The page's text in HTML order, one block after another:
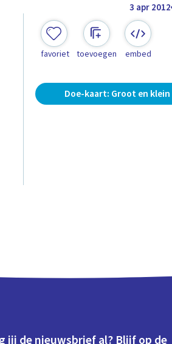
3 apr 2012
favoriet toevoegen embed
Doe-kaart: Groot en klein
jij de nieuwsbrief al? Blijf op de